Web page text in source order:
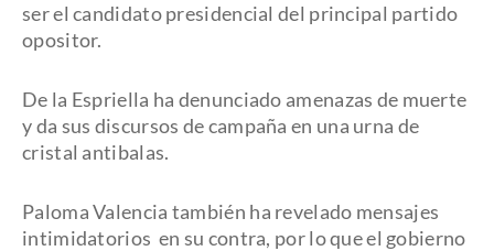
ser el candidato presidencial del principal partido
opositor.
De la Espriella ha denunciado amenazas de muerte
y da sus discursos de campaña en una urna de
cristal antibalas.
Paloma Valencia también ha revelado mensajes
intimidatorios en su contra, por lo que el gobierno